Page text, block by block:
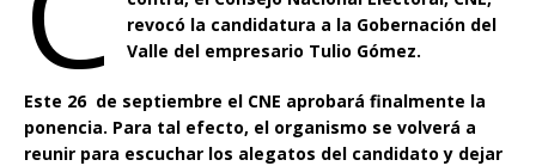
revocó la candidatura a la Gobernación del
Valle del empresario Tulio Gómez.
Este 26 de septiembre el CNE aprobará finalmente la
ponencia. Para tal efecto, el organismo se volverá a
reunir para escuchar los alegatos del candidato y dejar